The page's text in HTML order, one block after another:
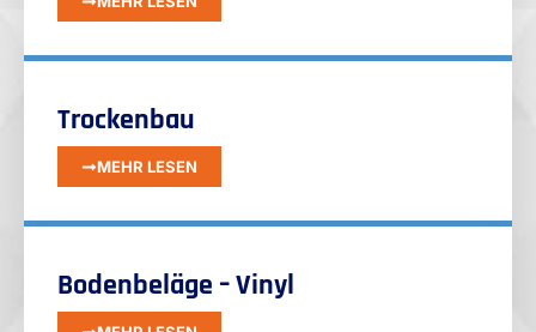
Trockenbau
MEHR LESEN
Bodenbeläge – Vinyl